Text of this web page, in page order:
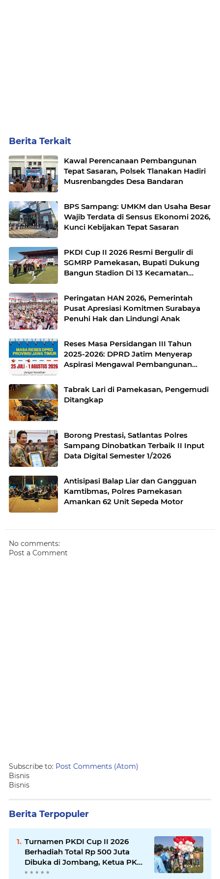
Berita Terkait
Kawal Perencanaan Pembangunan
Tepat Sasaran, Polsek Tlanakan Hadiri
Musrenbangdes Desa Bandaran
BPS Sampang: UMKM dan Usaha Besar
Wajib Terdata di Sensus Ekonomi 2026,
Kunci Kebijakan Tepat Sasaran
PKDI Cup II 2026 Resmi Bergulir di
SGMRP Pamekasan, Bupati Dukung
Bangun Stadion Di 13 Kecamatan
Peringatan HAN 2026, Pemerintah
Pusat Apresiasi Komitmen Surabaya
Penuhi Hak dan Lindungi Anak
Reses Masa Persidangan III Tahun
2025-2026: DPRD Jatim Menyerap
Aspirasi Mengawal Pembangunan
Tabrak Lari di Pamekasan, Pengemudi
Ditangkap
Borong Prestasi, Satlantas Polres
Sampang Dinobatkan Terbaik II Input
Data Digital Semester 1/2026
Antisipasi Balap Liar dan Gangguan
Kamtibmas, Polres Pamekasan
Amankan 62 Unit Sepeda Motor
No comments:
Post a Comment
Subscribe to: Post Comments (Atom)
Bisnis
Bisnis
Berita Terpopuler
Turnamen PKDI Cup II 2026
Berhadiah Total Rp 500 Juta
Dibuka di Jombang, Ketua PKDI
Jatim Syaifullah Mahdi: Ajang